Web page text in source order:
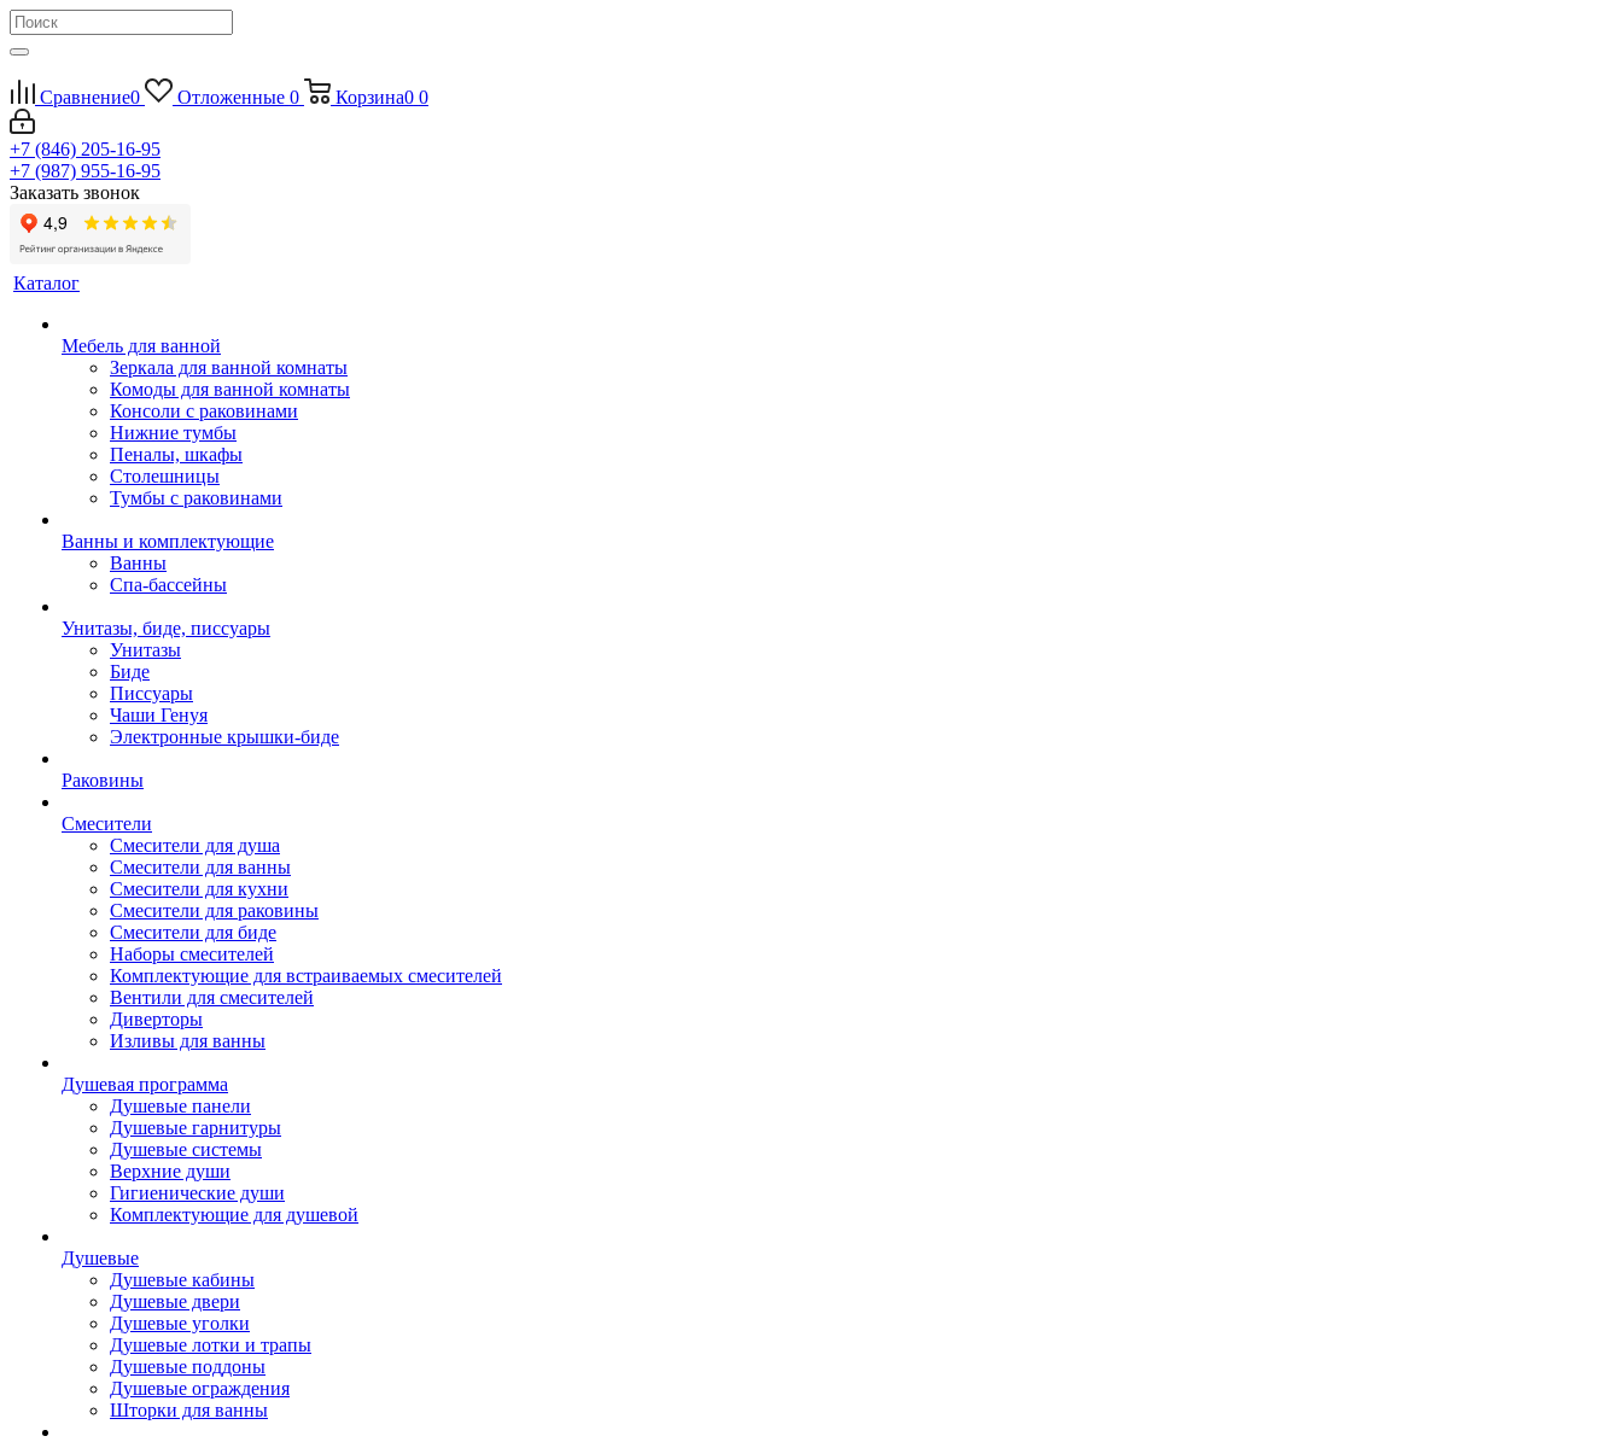
Сравнение0 Отложенные 0 Корзина0 0
+7 (846) 205-16-95
+7 (987) 955-16-95
Заказать звонок
Каталог
Мебель для ванной
Зеркала для ванной комнаты
Комоды для ванной комнаты
Консоли с раковинами
Нижние тумбы
Пеналы, шкафы
Столешницы
Тумбы с раковинами
Ванны и комплектующие
Ванны
Спа-бассейны
Унитазы, биде, писсуары
Унитазы
Биде
Писсуары
Чаши Генуя
Электронные крышки-биде
Раковины
Смесители
Смесители для душа
Смесители для ванны
Смесители для кухни
Смесители для раковины
Смесители для биде
Наборы смесителей
Комплектующие для встраиваемых смесителей
Вентили для смесителей
Диверторы
Изливы для ванны
Душевая программа
Душевые панели
Душевые гарнитуры
Душевые системы
Верхние души
Гигиенические души
Комплектующие для душевой
Душевые
Душевые кабины
Душевые двери
Душевые уголки
Душевые лотки и трапы
Душевые поддоны
Душевые ограждения
Шторки для ванны